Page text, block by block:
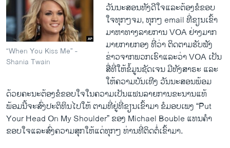
“When You Kiss Me” -
Shania Twain
ວັນນະ​ສອນ​ທັງ​ດີ​ໃຈ​ແລະ​ຕ້ອງ​ຂໍ​ຂອບ​
ໃຈທຸກໆ​ຈມ, ທຸກໆ email ທີ່​ຂຽນ​ເຂົ້າ​
ມາ​ຫາ​ທາງ​ລາຍການ VOA ຢ່າງ​ມາກ​
ມາຍ​ກາຍ​ກອງ ​ທີ່ວ່າ ຕິດຕາມ​ຮັບ​ຟັງ​
ຂ່າວ​ຈາກ​ພວກ​ເຮົາ​ແລະ​ວ່າ VOA ​ເປັນ​
ສື່​ທີ່​ໃຫ້​ຂໍ້​ມູນ​ຊັດ​ເຈນ ມີ​ທັງ​ສາຣະ ​ແລະ
ໃຫ້​ຄວາມ​ບັນ​ເທີງ ວັນນະ​ສອນ​ພ້ອມ​
ດ້ວຍ​ຄະນະ​ຕ້ອງ​ຂໍ​ຂອບ​ໃຈ​ໃນ​ຄວາມ​ເປັນ​ແຟນລາຍການ​ຂະ​ນານ​ແທ້
ພ້ອມ​ນີ້​ຈະ​ສົ່ງ​ປະຕິທິນ​ໄປ​ໃຫ້ ຕາມ​ທີ່ຢູ່​ທີ່ຂຽນ​ເຂົ້າ​ມາ ຂໍ​ມອບ​ເພງ “Put
Your Head On My Shoulder” ຂອງ Michael Bouble ​ແທນ​ຄໍາ​
ຂອບ​ໃຈ​ແລະ​ສົ່ງ​ຄວາມສຸກ​ໃຫ້​ແດ່​ທຸກໆ ທ່ານ​ທີ່​ຕິດ​ຕໍ່​ເຂົ້າ​ມາ.